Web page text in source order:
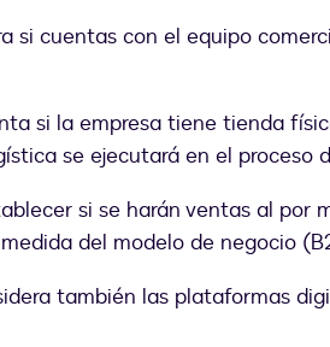
si cuentas con el equipo
si la empresa tiene tienda
se ejecutará en el proceso
si se harán ventas al por
del modelo de negocio
también las plataformas